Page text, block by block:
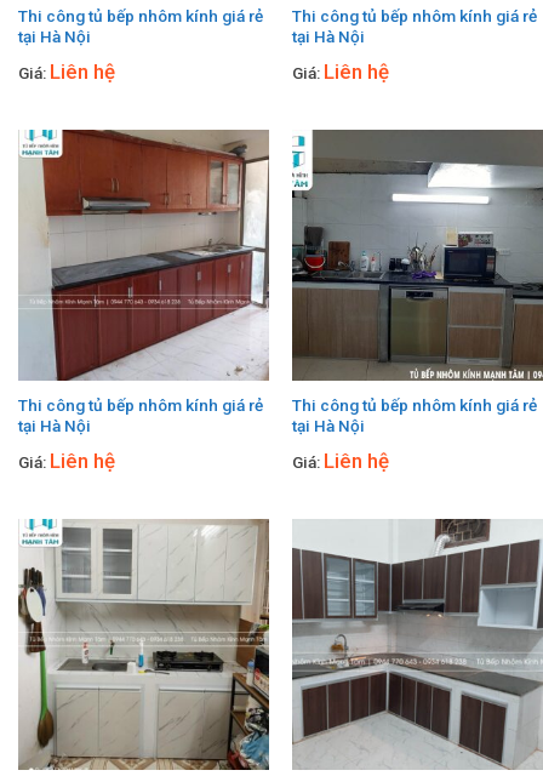
Thi công tủ bếp nhôm kính giá rẻ
tại Hà Nội
Giá: Liên hệ
Thi công tủ bếp nhôm kính giá rẻ
tại Hà Nội
Giá: Liên hệ
Thi công tủ bếp nhôm kính giá rẻ
tại Hà Nội
Giá: Liên hệ
Thi công tủ bếp nhôm kính giá rẻ
tại Hà Nội
Giá: Liên hệ